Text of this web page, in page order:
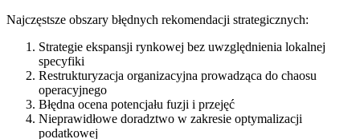
Najczęstsze obszary błędnych rekomendacji strategicznych:
Strategie ekspansji rynkowej bez uwzględnienia lokalnej
specyfiki
Restrukturyzacja organizacyjna prowadząca do chaosu
operacyjnego
Błędna ocena potencjału fuzji i przejęć
Nieprawidłowe doradztwo w zakresie optymalizacji
podatkowej